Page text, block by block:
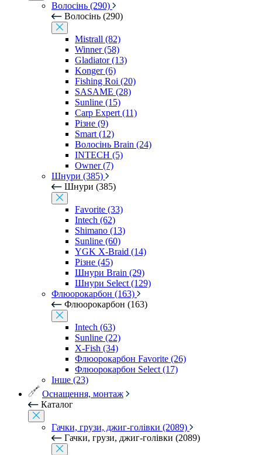
Волосінь (290)
Волосінь (290)
Mistrall (82)
Winner (58)
Gladiator (13)
Konger (6)
Fishing Roi (20)
SASAME (28)
Sunline (15)
Carp Expert (11)
Різне (9)
Smart (12)
Волосінь Brain (24)
INTECH (5)
Owner (7)
Шнури (385)
Шнури (385)
Favorite (33)
Intech (62)
Shimano (13)
Sunline (60)
YGK X-Braid (14)
Різне (45)
Шнури Brain (29)
Шнури Select (129)
Флюорокарбон (163)
Флюорокарбон (163)
Intech (63)
Sunline (22)
X-Fish (34)
Флюорокарбон Favorite (26)
Флюорокарбон Select (17)
Інше (23)
Оснащення, монтаж
Каталог
Гачки, грузи, джиг-голівки (2089)
Гачки, грузи, джиг-голівки (2089)